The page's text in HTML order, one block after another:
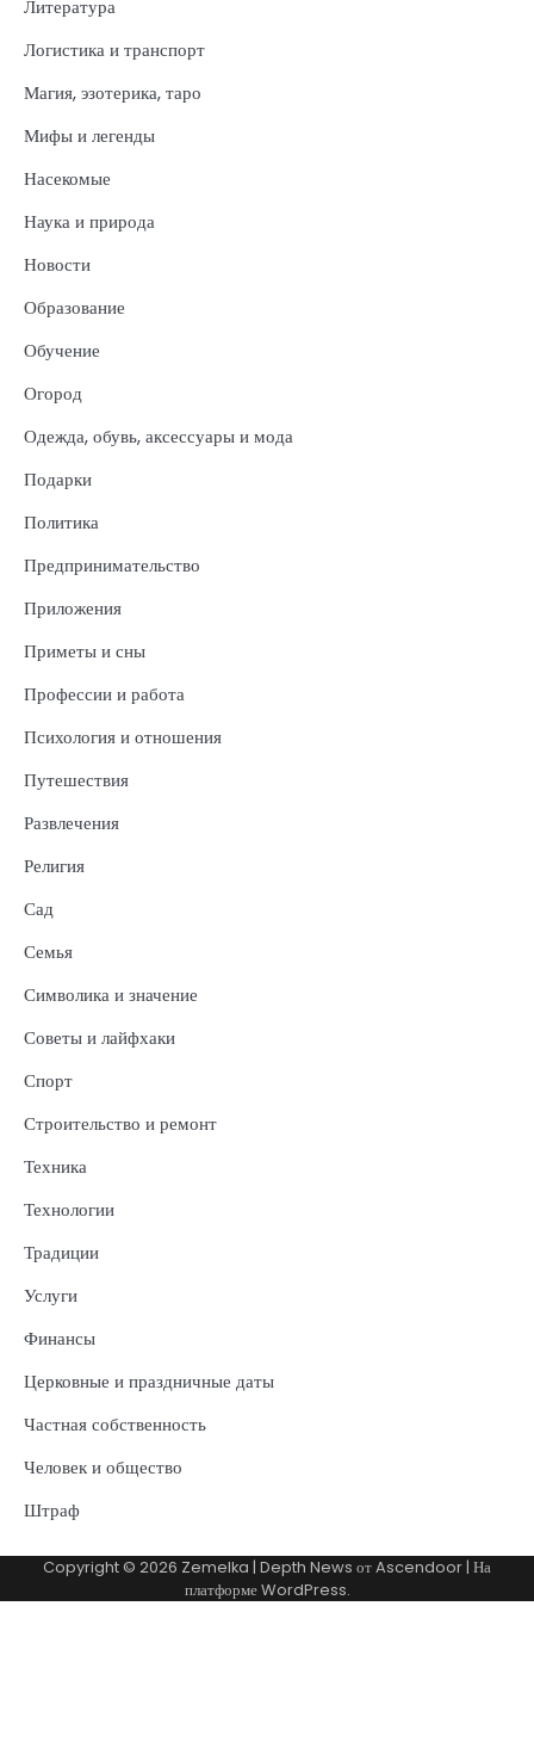
Литература
Логистика и транспорт
Магия, эзотерика, таро
Мифы и легенды
Насекомые
Наука и природа
Новости
Образование
Обучение
Огород
Одежда, обувь, аксессуары и мода
Подарки
Политика
Предпринимательство
Приложения
Приметы и сны
Профессии и работа
Психология и отношения
Путешествия
Развлечения
Религия
Сад
Семья
Символика и значение
Советы и лайфхаки
Спорт
Строительство и ремонт
Техника
Технологии
Традиции
Услуги
Финансы
Церковные и праздничные даты
Частная собственность
Человек и общество
Штраф
Copyright © 2026 Zemelka | Depth News отAscendoor | На
платформеWordPress.